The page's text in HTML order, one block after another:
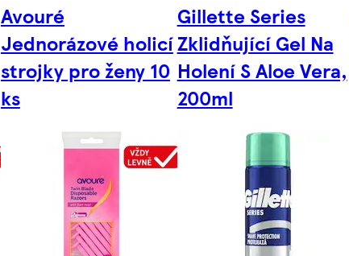
Avouré
Jednorázové holicí
strojky pro ženy 10
ks
Gillette Series
Zklidňující Gel Na
Holení S Aloe Vera,
200ml